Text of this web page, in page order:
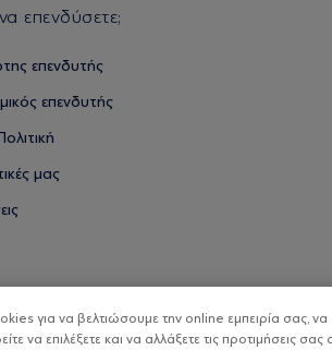
επενδύσετε;
επενδυτής
επενδυτής
μας
για να βελτιώσουμε την online εμπειρία σας, να
να επιλέξετε και να αλλάξετε τις προτιμήσεις